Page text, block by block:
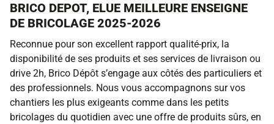
BRICO DEPOT, ELUE MEILLEURE ENSEIGNE
DE BRICOLAGE 2025-2026
Reconnue pour son excellent rapport qualité-prix, la
disponibilité de ses produits et ses services de livraison ou
drive 2h, Brico Dépôt s’engage aux côtés des particuliers et
des professionnels. Nous vous accompagnons sur vos
chantiers les plus exigeants comme dans les petits
bricolages du quotidien avec une offre de produits sûrs, en